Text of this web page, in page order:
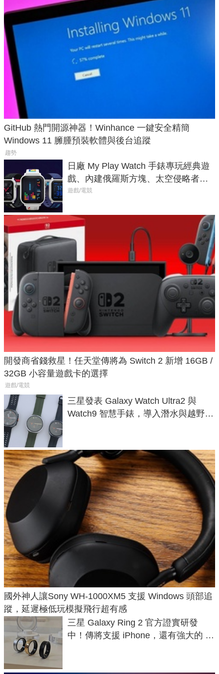
GitHub 熱門開源神器！Winhance 一鍵安全精簡
Windows 11 臃腫預裝軟體與後台追蹤
趨勢
日廠 My Play Watch 手錶專玩經典遊
戲、內建俄羅斯方塊、太空侵略者，
不過竟然不能連手機？
遊戲/電競
開發商省錢救星！任天堂傳將為 Switch 2 新增 16GB /
32GB 小容量遊戲卡的選擇
遊戲/電競
三星發表 Galaxy Watch Ultra2 與
Watch9 智慧手錶，導入潛水與越野跑
國外神人讓Sony WH-1000XM5 支援 Windows 頭部追
蹤，延遲極低玩模擬飛行超有感
三星 Galaxy Ring 2 官方證實研發
中！傳將支援 iPhone，還有強大的 AI